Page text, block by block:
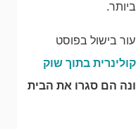
בישול בפוסט
בתוך שוק
הם סגרו את הבית